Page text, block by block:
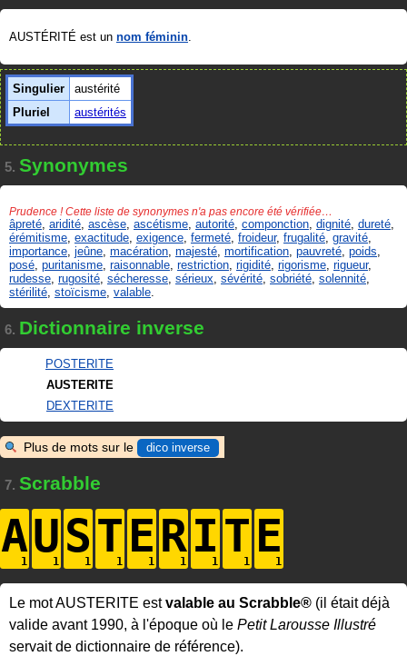
AUSTÉRITÉ est un nom féminin.
Singulier
austérité
Pluriel
austérités
5. Synonymes
Prudence ! Cette liste de synonymes n'a pas encore été vérifiée…
âpreté aridité ascèse ascétisme autorité componction dignité dureté
érémitisme exactitude exigence fermeté froideur, frugalité gravité
importance jeûne macération majesté mortification pauvreté poids
posé puritanisme raisonnable restriction rigidité rigorisme rigueur,
rudesse rugosité sécheresse sérieux sévérité sobriété solennité
stérilité stoïcisme valable
6. Dictionnaire inverse
POSTERITE
AUSTERITE
DEXTERITE
Plus de mots sur le dico inverse
7. Scrabble
AUSTERITE
Le mot AUSTERITE estvalable au Scrabble® (il était déjà
valide avant 1990, à l'époque où le Petit Larousse Illustré
servait de dictionnaire de référence).